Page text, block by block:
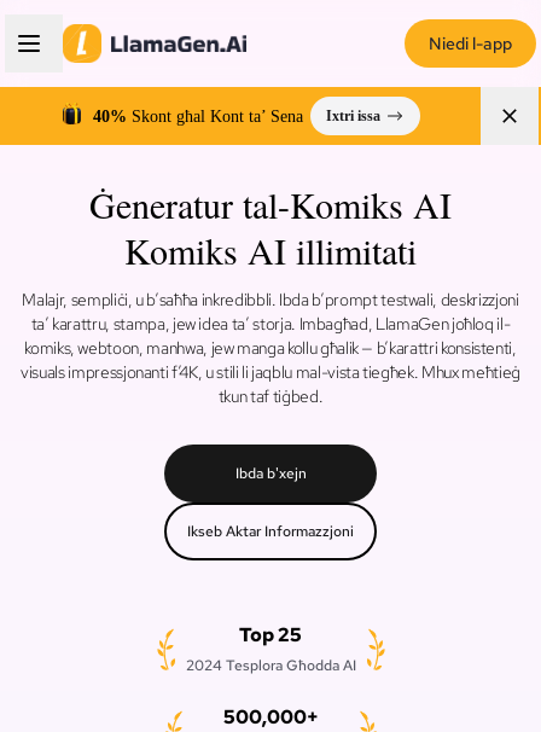
Niedi l-app
40% Skont għal Kont ta’ Sena Ixtri issa
Ġeneratur tal-Komiks AI
Komiks AI illimitati
Malajr, sempliċi, u b’saħħa inkredibbli. Ibda b’prompt testwali, deskrizzjoni
ta’ karattru, stampa, jew idea ta’ storja. Imbagħad, LlamaGen joħloq il-
komiks, webtoon, manhwa, jew manga kollu għalik — b’karattri konsistenti,
visuals impressjonanti f’4K, u stili li jaqblu mal-vista tiegħek. Mhux meħtieġ
tkun taf tiġbed.
Ibda b'xejn
Ikseb Aktar Informazzjoni
Top 25
2024 Tesplora Għodda AI
500,000+